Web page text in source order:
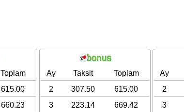
Toplam
615.00
660.23
Ay Taksit
Toplam
2
307.50
615.00
3
223.14
669.42
Ay
2
3